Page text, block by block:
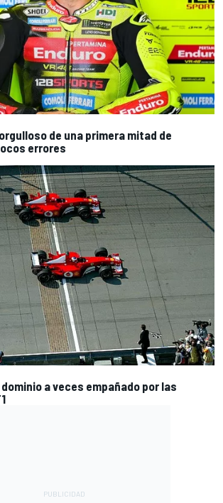
de una primera mitad de
errores
a veces empañado por las